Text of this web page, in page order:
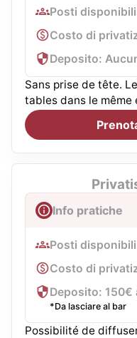
Posti
Costo di
Deposito:
Sans prise de tête.
tables dans le même
Info pratiche
Posti
Costo di
Deposito: 150€
*Da lasciare al bar
Possibilité de